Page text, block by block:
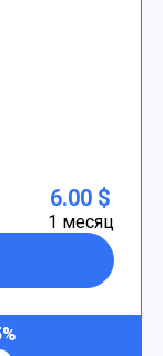
6.00 $
1 месяц